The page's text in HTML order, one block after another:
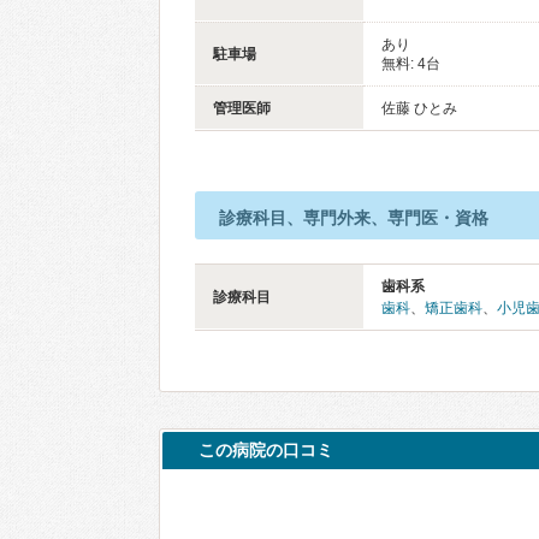
駐車場
あり
無料: 4台
管理医師 佐藤 ひとみ
診療科目、専門外来、専門医・資格
診療科目
歯科系
歯科、 矯正歯科、 小児
この病院の口コミ